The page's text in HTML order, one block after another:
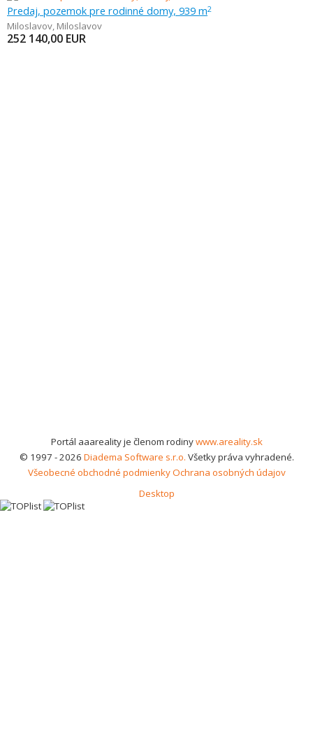
Predaj, pozemok pre rodinné domy, 939 m2
Miloslavov, Miloslavov
252 140,00 EUR
Portál aaareality je členom rodinywww.areality.sk
© 1997 - 2026 Diadema Software s.r.o. Všetky práva vyhradené.
Všeobecné obchodné podmienkyOchrana osobných údajov
Desktop